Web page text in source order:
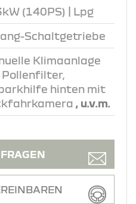
(140PS) | Lpg
Schaltgetriebe
Klimaanlage
hinten mit
, u.v.m.